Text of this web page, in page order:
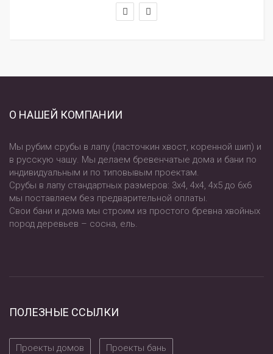
О НАШЕЙ КОМПАНИИ
Мы рубим срубы в лапу (ласточкин хвост, коренной шип) и
в русскую чашу. Мы делаем бревенчатые дома и бани по
индивидуальным и по типовывым проектам.
Срубы в лапу стандартных размеров: 3х4, 4х4, 4х5 до 6х6
мы поставляем без предварительной оплаты.
Свои бани и дома мы строим из простого бревна хвойных
пород деревьев – сосна, ель.
ПОЛЕЗНЫЕ ССЫЛКИ
Проекты домов Проекты бань